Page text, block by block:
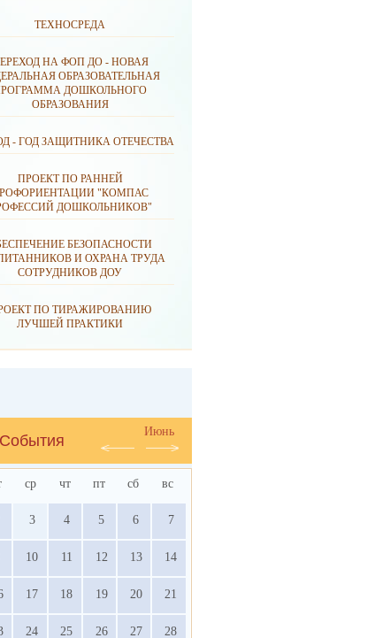
ТЕХНОСРЕДА
НА ФОП ДО - НОВАЯ
ОБРАЗОВАТЕЛЬНАЯ
ДОШКОЛЬНОГО
ОБРАЗОВАНИЯ
- ГОД ЗАЩИТНИКА ОТЕЧЕСТВА
ПРОЕКТ ПО РАННЕЙ
"КОМПАС
ДОШКОЛЬНИКОВ"
БЕЗОПАСНОСТИ
И ОХРАНА ТРУДА
СОТРУДНИКОВ ДОУ
ПО ТИРАЖИРОВАНИЮ
ЛУЧШЕЙ ПРАКТИКИ
События
Июнь
ср чт пт сб вс
3 4 5 6 7
10 11 12 13 14
17 18 19 20 21
24 25 26 27 28